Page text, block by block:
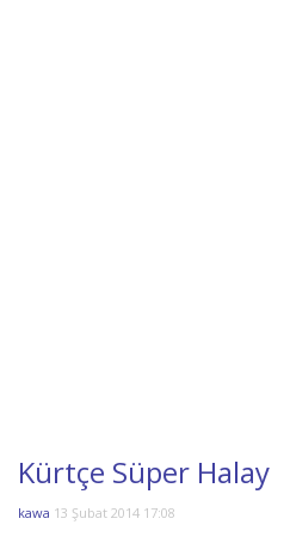
Kürtçe Süper Halay
kawa 13 Şubat 2014 17:08